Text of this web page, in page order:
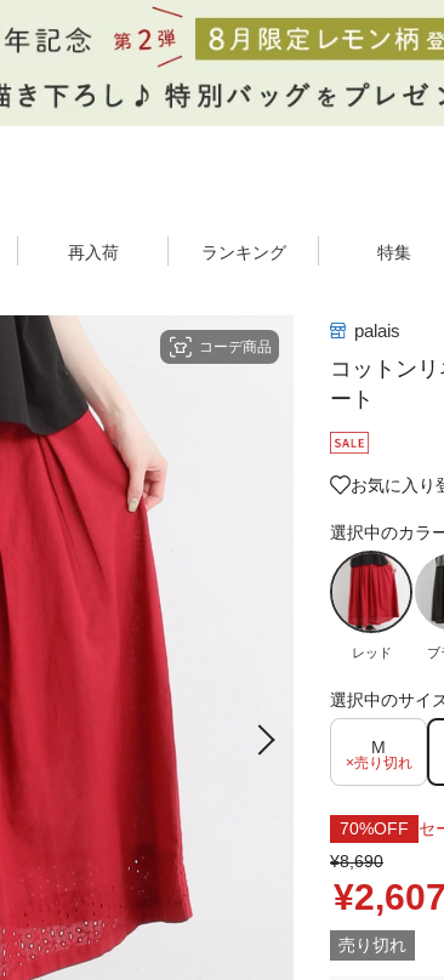
再入荷 ランキング 特集
コーデ商品
palais
コットン
ート
お気に入り
選択中のカラ
レッド ブ
選択中のサイ
M
×売り切れ
70%OFF
セ
¥8,690
¥2,607
売り切れ